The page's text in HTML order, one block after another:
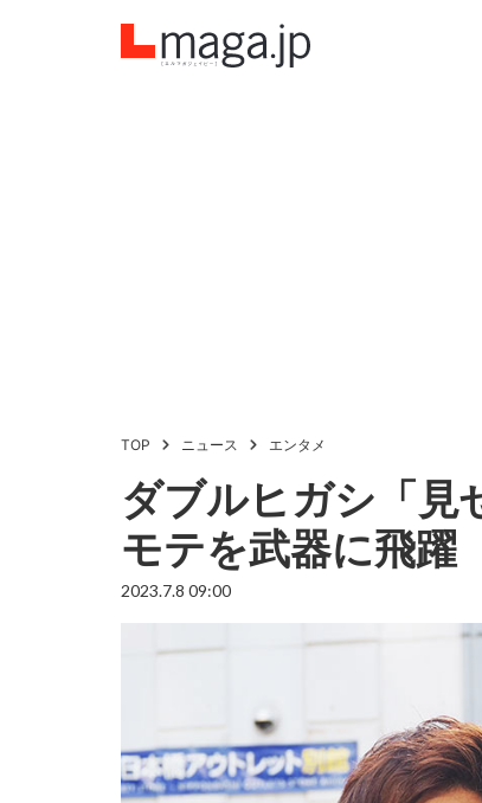
TOP ニュース エンタメ
ダブルヒガシ「見
モテを武器に飛躍
2023.7.8 09:00